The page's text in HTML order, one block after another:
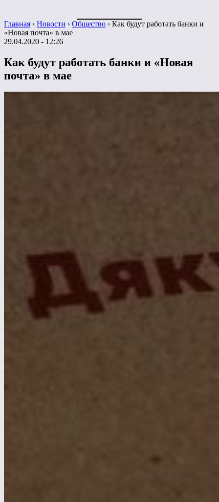
Главная › Новости › Общество › Как будут работать банки и
«Новая почта» в мае
29.04.2020 - 12:26
Как будут работать банки и «Новая
почта» в мае